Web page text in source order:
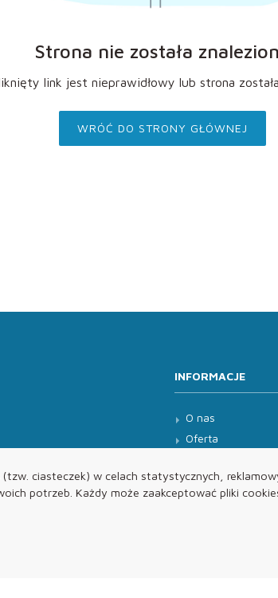
ciasteczek) w celach statystycznych,
potrzeb. Każdy może zaakceptować pliki
Strona nie została
link jest nieprawidłowy lub strona
WRÓĆ DO STRONY GŁÓWNEJ
INFORMACJE
O nas
Oferta